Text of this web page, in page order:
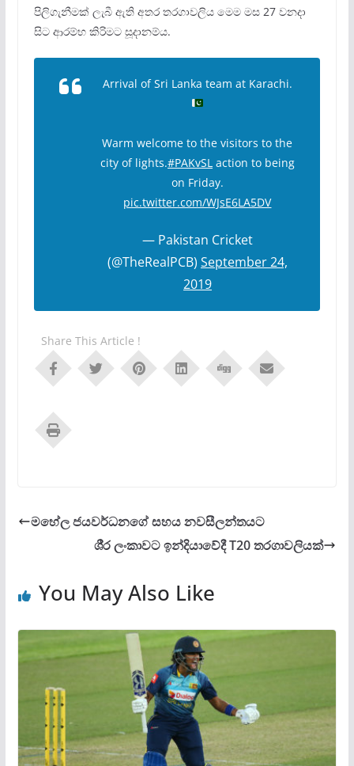
පිලිගැනීමක් ලැබී ඇති අතර තරගාවලිය මෙම මස 27 වනදා
සිට ආරම්භ කිරිමට සූදානම්ය.
Arrival of Sri Lanka team at Karachi.
Warm welcome to the visitors to the
city of lights.#PAKvSLaction to being
on Friday.
pic.twitter.com/WJsE6LA5DV
— Pakistan Cricket
(@TheRealPCB) September 24,
2019
Share This Article !
මහේල ජයවර්ධනගේ සහය නවසීලන්තයට
ශී‍්‍ර ලංකාවට ඉන්දියාවේදී T20 තරගාවලියක්
You May Also Like